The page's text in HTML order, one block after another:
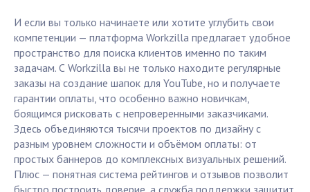
И если вы только начинаете или хотите углубить свои
компетенции — платформа Workzilla предлагает удобное
пространство для поиска клиентов именно по таким
задачам. С Workzilla вы не только находите регулярные
заказы на создание шапок для YouTube, но и получаете
гарантии оплаты, что особенно важно новичкам,
боящимся рисковать с непроверенными заказчиками.
Здесь объединяются тысячи проектов по дизайну с
разным уровнем сложности и объёмом оплаты: от
простых баннеров до комплексных визуальных решений.
Плюс — понятная система рейтингов и отзывов позволит